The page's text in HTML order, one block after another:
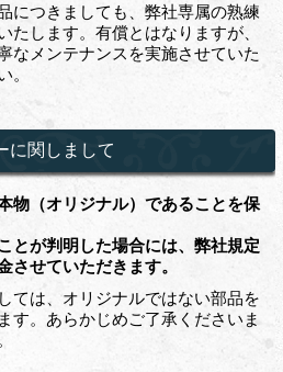
につきましても、弊社専属の熟練
たします。有償とはなりますが、
なメンテナンスを実施させていた
。
に関しまして
物（オリジナル）であることを保
とが判明した場合には、弊社規定
させていただきます。
ては、オリジナルではない部品を
す。あらかじめご了承くださいま